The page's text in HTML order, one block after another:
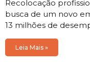
Recolocação
busca de um novo
13 milhões de
Leia Mais »